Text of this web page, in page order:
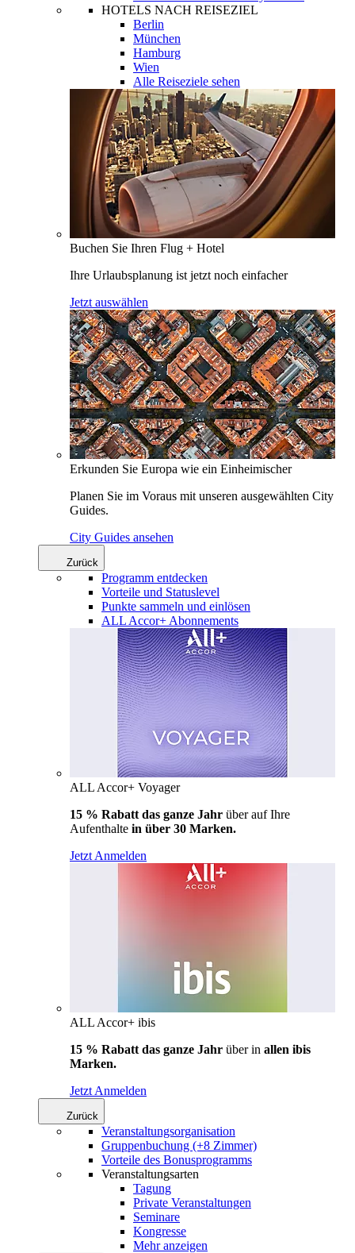
HOTELS NACH REISEZIEL
Berlin
München
Hamburg
Wien
Alle Reiseziele sehen
Buchen Sie Ihren Flug + Hotel
Ihre Urlaubsplanung ist jetzt noch einfacher
Jetzt auswählen
Erkunden Sie Europa wie ein Einheimischer
Planen Sie im Voraus mit unseren ausgewählten City
Guides.
City Guides ansehen
Zurück
Programm entdecken
Vorteile und Statuslevel
Punkte sammeln und einlösen
ALL Accor+ Abonnements
ALL Accor+ Voyager
15 % Rabatt das ganze Jahr über auf Ihre
Aufenthalte in über 30 Marken.
Jetzt Anmelden
ALL Accor+ ibis
15 % Rabatt das ganze Jahr über in allen ibis
Marken.
Jetzt Anmelden
Zurück
Veranstaltungsorganisation
Gruppenbuchung (+8 Zimmer)
Vorteile des Bonusprogramms
Veranstaltungsarten
Tagung
Private Veranstaltungen
Seminare
Kongresse
Mehr anzeigen